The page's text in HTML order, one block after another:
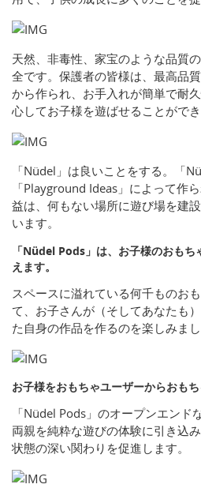
天然、非毒性、家宝のような品質
全です。保護者の皆様は、最高品
から作られ、お手入れが簡単で耐
心してお子様を遊ばせることができ
「Nüdel」は良いことをする。「
「Playground Ideas」によって作
益は、何もない場所に遊び場を建
います。
「Nüdel Pods」は、お子様のおも
えます。
スペースに溢れている何千ものお
て、お子さんが（そしてあなたも
た自身の作品を作るのを楽しみまし
お子様をおもちゃユーザーからおも
「Nüdel Pods」のオープンエンド
両親を純粋な遊びの体験に引き込
状態の深い関わりを促進します。